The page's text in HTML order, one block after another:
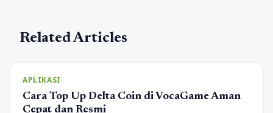
Related Articles
APLIKASI
Cara Top Up Delta Coin di VocaGame Aman
Cepat dan Resmi